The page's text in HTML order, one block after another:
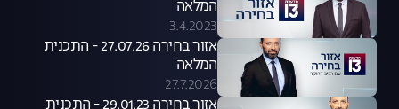
המלאה
3.4.2023
אזור בחירה 27.07.26 - התכנית
המלאה
27.7.2026